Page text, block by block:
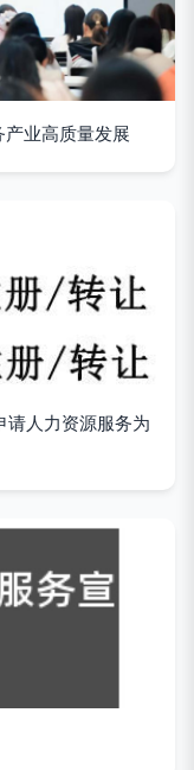
业高质量发展
请人力资源服务为